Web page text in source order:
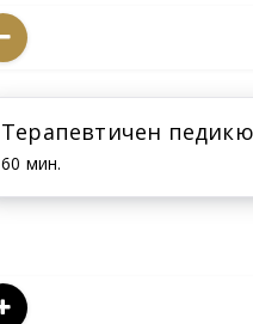
Терапевтичен
60 мин.